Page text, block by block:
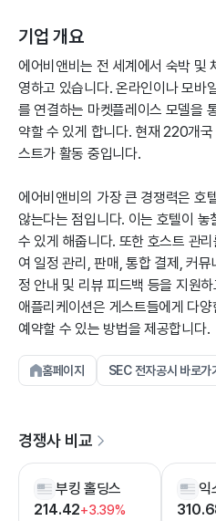
기업 개요
에어비앤비는 전 세계에서 숙박 및
영하고 있습니다. 온라인이나 모바
를 연결하는 마켓플레이스 모델을
약할 수 있게 합니다. 현재 220개
스트가 활동 중입니다.
에어비앤비의 가장 큰 경쟁력은 호
않는다는 점입니다. 이는 호텔이
수 있게 해줍니다. 또한 호스트 관
여 일정 관리, 판매, 통합 결제, 커
정 안내 및 리뷰 피드백 등을 지원
애플리케이션은 게스트들에게 다
예약할 수 있는 방법을 제공합니다.
홈페이지 SEC 전자공시 바로가
경쟁사 비교
부킹 홀딩스
214.42+3.39%
익